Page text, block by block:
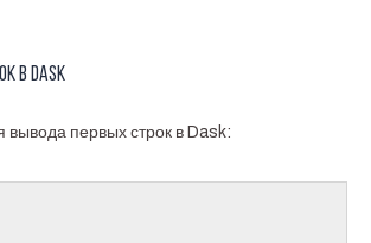
в Dask
вывода первых строк в Dask: